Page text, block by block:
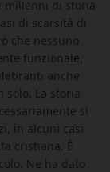
millenni di storia
di scarsità di
che nessuno
funzionale,
anche
solo. La storia
si
in alcuni casi
cristiana. È
Ne ha dato